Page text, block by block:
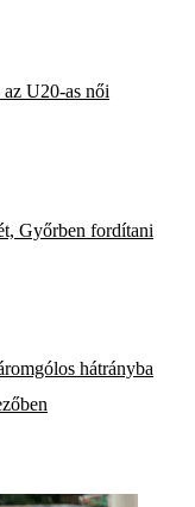
U20-as női
Győrben fordítani
hátrányba